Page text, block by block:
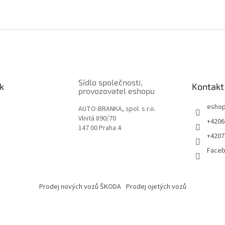
Sídlo společnosti,
provozovatel eshopu
AUTO-BRANKA, spol. s r.o.
Vlnitá 890/70
147 00 Praha 4
Kontakt
Prodej nových vozů ŠKODA Prodej ojetých vozů